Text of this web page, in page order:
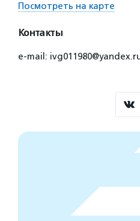
Посмотреть на карте
Контакты
e-mail: